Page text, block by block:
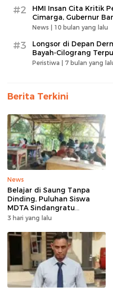
#2
HMI Insan Cita Kritik
Cimarga, Gubernur
News | 10 bulan yang lalu
#3
Longsor di Depan
Bayah-Cilograng
Peristiwa | 7 bulan yang
Berita Terkini
News
Belajar di Saung Tanpa
Dinding, Puluhan Siswa
MDTA Sindangratu
Panggarangan Bertahan
3 hari yang lalu